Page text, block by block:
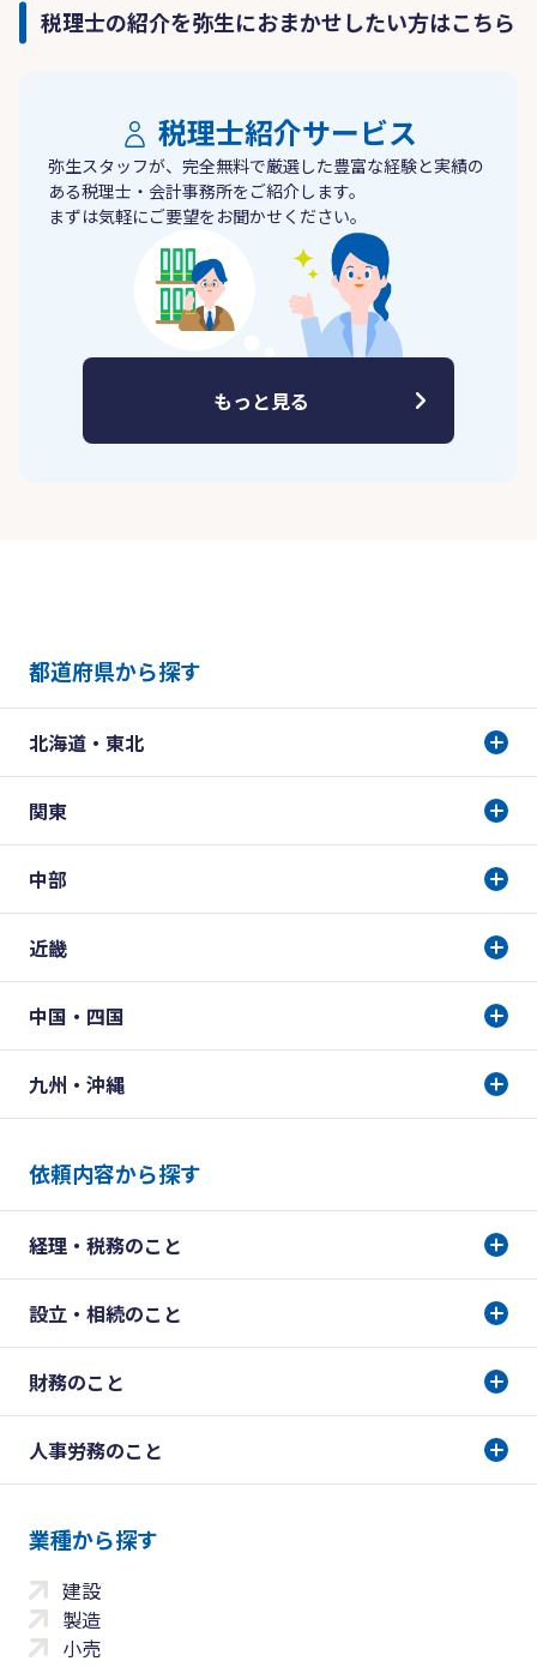
税理士の紹介を弥生におまかせしたい方はこちら
税理士紹介サービス
弥生スタッフが、完全無料で厳選した豊富な経験と実績の
ある税理士・会計事務所をご紹介します。
まずは気軽にご要望をお聞かせください。
もっと見る
都道府県から探す
北海道・東北
関東
中部
近畿
中国・四国
九州・沖縄
依頼内容から探す
経理・税務のこと
設立・相続のこと
財務のこと
人事労務のこと
業種から探す
建設
製造
小売